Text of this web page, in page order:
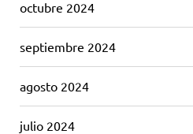
octubre 2024
septiembre 2024
agosto 2024
julio 2024